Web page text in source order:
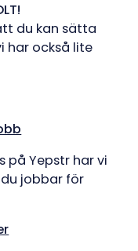
du kan sätta
har också lite
på Yepstr har vi
jobbar för